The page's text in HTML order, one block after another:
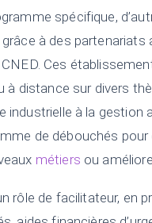
spécifique,
à des
CNED. Ces
à distance sur divers
industrielle à la gestion
de débouchés
métiers ou
rôle de facilitateur, en